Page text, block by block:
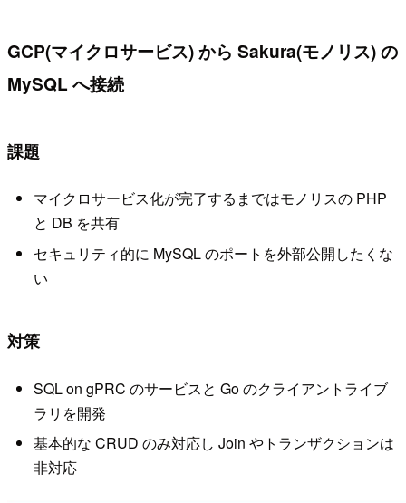
GCP(マイクロサービス) から Sakura(モノリス) の
MySQL へ接続
課題
マイクロサービス化が完了するまではモノリスの PHP
と DB を共有
セキュリティ的に MySQL のポートを外部公開したくな
い
対策
SQL on gPRC のサービスと Go のクライアントライブ
ラリを開発
基本的な CRUD のみ対応し Join やトランザクションは
非対応